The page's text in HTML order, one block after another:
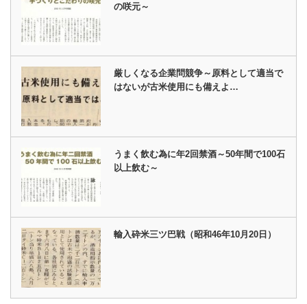
の咲元～
厳しくなる企業問競争～原料として適当で
はないが古米使用にも備えよ…
うまく飲む為に年2回禁酒～50年間で100石
以上飲む～
輸入砕米三ツ巴戦（昭和46年10月20日）